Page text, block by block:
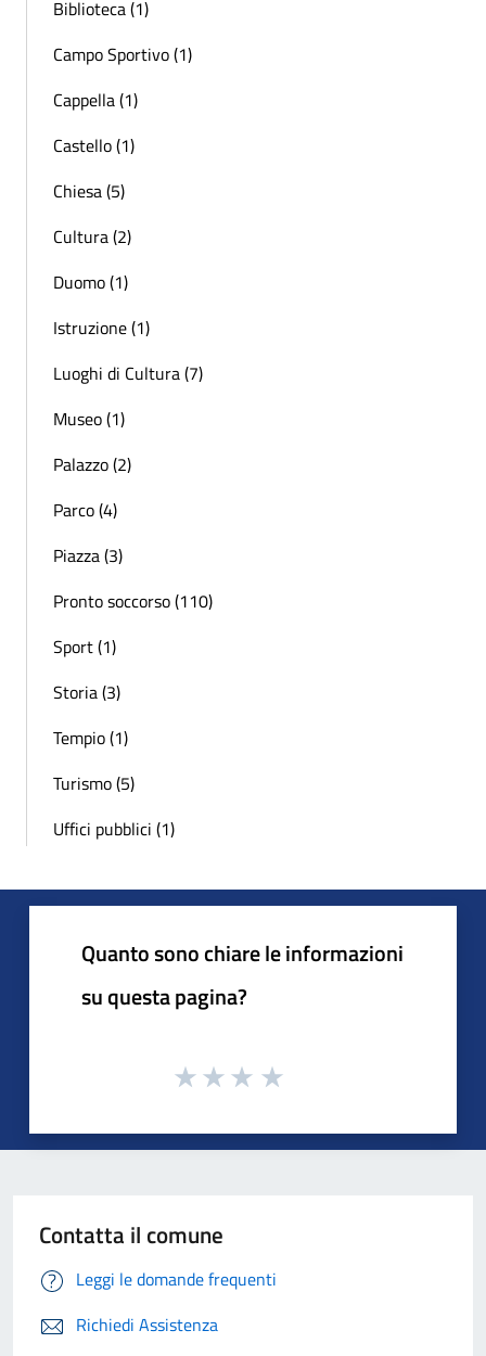
Biblioteca (1)
Campo Sportivo (1)
Cappella (1)
Castello (1)
Chiesa (5)
Cultura (2)
Duomo (1)
Istruzione (1)
Luoghi di Cultura (7)
Museo (1)
Palazzo (2)
Parco (4)
Piazza (3)
Pronto soccorso (110)
Sport (1)
Storia (3)
Tempio (1)
Turismo (5)
Uffici pubblici (1)
Quanto sono chiare le informazioni
su questa pagina?
Contatta il comune
Leggi le domande frequenti
Richiedi Assistenza